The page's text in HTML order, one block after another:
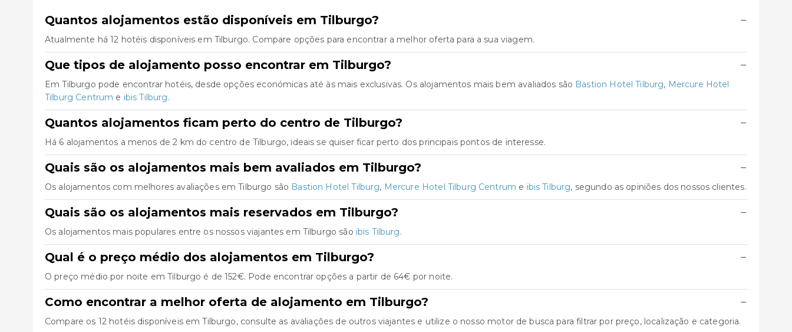
Quantos alojamentos estão disponíveis em Tilburgo? −
Atualmente há 12 hotéis disponíveis em Tilburgo. Compare opções para encontrar a melhor oferta para a sua viagem.
Que tipos de alojamento posso encontrar em Tilburgo? −
Em Tilburgo pode encontrar hotéis, desde opções económicas até às mais exclusivas. Os alojamentos mais bem avaliados são Bastion Hotel Tilburg, Mercure Hotel
Tilburg Centrum e ibis Tilburg.
Quantos alojamentos ficam perto do centro de Tilburgo? −
Há 6 alojamentos a menos de 2 km do centro de Tilburgo, ideais se quiser ficar perto dos principais pontos de interesse.
Quais são os alojamentos mais bem avaliados em Tilburgo? −
Os alojamentos com melhores avaliações em Tilburgo são Bastion Hotel Tilburg, Mercure Hotel Tilburg Centrum e ibis Tilburg, segundo as opiniões dos nossos clientes.
Quais são os alojamentos mais reservados em Tilburgo? −
Os alojamentos mais populares entre os nossos viajantes em Tilburgo são ibis Tilburg.
Qual é o preço médio dos alojamentos em Tilburgo? −
O preço médio por noite em Tilburgo é de 152€. Pode encontrar opções a partir de 64€ por noite.
Como encontrar a melhor oferta de alojamento em Tilburgo? −
Compare os 12 hotéis disponíveis em Tilburgo, consulte as avaliações de outros viajantes e utilize o nosso motor de busca para filtrar por preço, localização e categoria.